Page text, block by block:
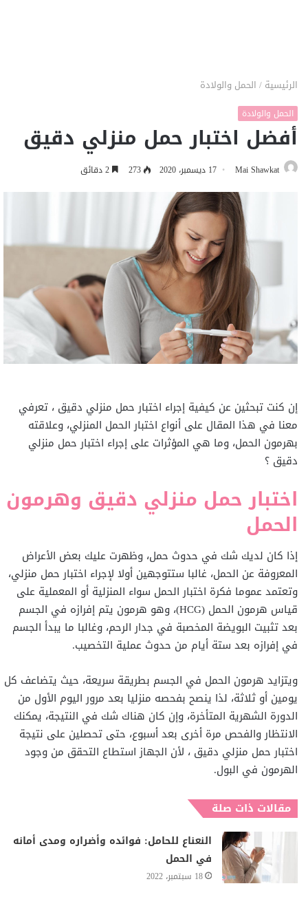
الرئيسية / الحمل والولادة
الحمل والولادة
أفضل اختبار حمل منزلي دقيق
Mai Shawkat 17 ديسمبر، 2020 273
إن كنت تبحثين عن كيفية إجراء اختبار حمل منزلي دقيق ، تعرفي
معنا في هذا المقال على أنواع اختبار الحمل المنزلي، وعلاقته
بهرمون الحمل، وما هي المؤثرات على إجراء اختبار حمل منزلي
دقيق ؟
اختبار حمل منزلي دقيق وهرمون
الحمل
إذا كان لديك شك في حدوث حمل، وظهرت عليك بعض الأعراض
المعروفة عن الحمل، غالبا ستتوجهين أولا لإجراء اختبار حمل منزلي،
وتعتمد عموما فكرة اختبار الحمل سواء المنزلية أو المعملية على
قياس هرمون الحمل (HCG)، وهو هرمون يتم إفرازه في الجسم
بعد تثبيت البويضة المخصبة في جدار الرحم، وغالبا ما يبدأ الجسم
في إفرازه بعد ستة أيام من حدوث عملية التخصيب.
ويتزايد هرمون الحمل في الجسم بطريقة سريعة، حيث يتضاعف كل
يومين أو ثلاثة، لذا ينصح بفحصه منزليا بعد مرور اليوم الأول من
الدورة الشهرية المتأخرة، وإن كان هناك شك في النتيجة، يمكنك
الانتظار والفحص مرة أخرى بعد أسبوع، حتى تحصلين على نتيجة
اختبار حمل منزلي دقيق ، لأن الجهاز استطاع التحقق من وجود
الهرمون في البول.
مقالات ذات صلة
النعناع للحامل: فوائده وأضراره ومدى أمانه
في الحمل
18 سبتمبر، 2022